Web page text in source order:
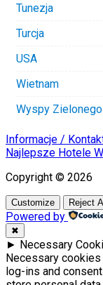
Tunezja
Turcja
USA
Wietnam
Wyspy
Informacje /
Najlepsze Hotele
Copyright © 2026
Customize Reject All
Powered by
✖
► Necessary
Necessary
log-ins and